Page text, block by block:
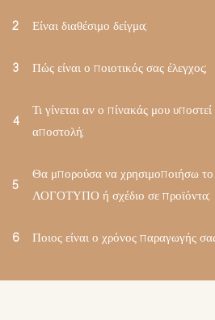
2 Είναι διαθέσιμο δείγμα;
3 Πώς είναι ο ποιοτικός σας έλεγχος;
4
Τι γίνεται αν ο πίνακάς μου
αποστολή;
5
Θα μπορούσα να χρησιμοποιήσω το
ΛΟΓΟΤΥΠΟ ή σχέδιο σε προϊόντα;
6 Ποιος είναι ο χρόνος παραγωγής